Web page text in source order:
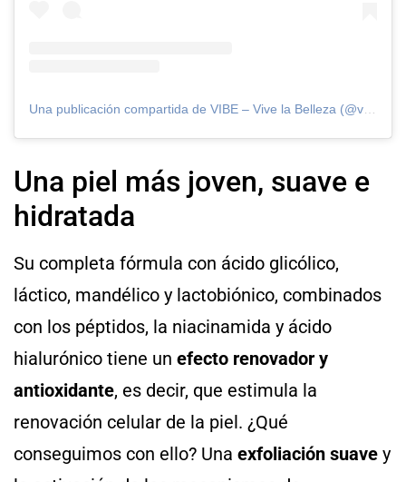
Una piel más joven, suave e
hidratada
Su completa fórmula con ácido glicólico,
láctico, mandélico y lactobiónico, combinados
con los péptidos, la niacinamida y ácido
hialurónico tiene un efecto renovador y
antioxidante, es decir, que estimula la
renovación celular de la piel. ¿Qué
conseguimos con ello? Una exfoliación suave y